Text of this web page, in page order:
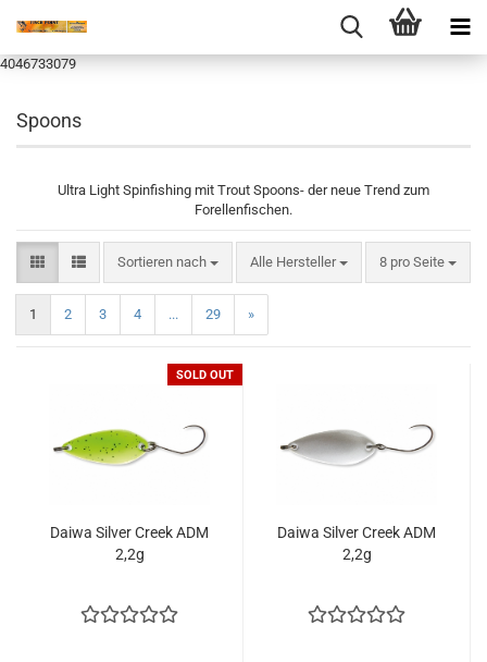
4046733079
Spoons
Ultra Light Spinfishing mit Trout Spoons- der neue Trend zum
Forellenfischen.
Sortieren nach
Sortieren nach Alle Hersteller 8 pro Seite
pro Seite
1 2 3 4 ... 29 »
SOLD OUT
Daiwa Silver Creek ADM
2,2g
Daiwa Silver Creek ADM
2,2g